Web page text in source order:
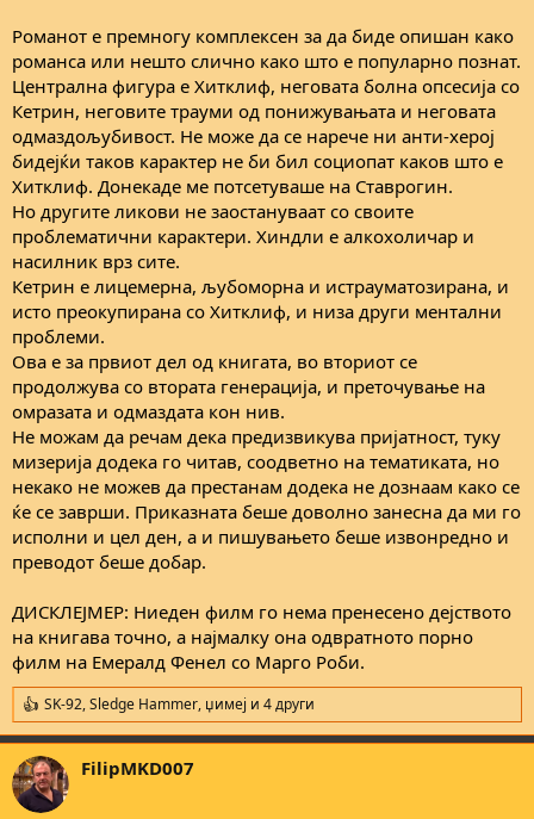
Романот е премногу комплексен за да биде опишан како
романса или нешто слично како што е популарно познат.
Централна фигура е Хитклиф, неговата болна опсесија со
Кетрин, неговите трауми од понижувањата и неговата
одмаздољубивост. Не може да се нарече ни анти-херој
бидејќи таков карактер не би бил социопат каков што е
Хитклиф. Донекаде ме потсетуваше на Ставрогин.
Но другите ликови не заостануваат со своите
проблематични карактери. Хиндли е алкохоличар и
насилник врз сите.
Кетрин е лицемерна, љубоморна и истрауматозирана, и
исто преокупирана со Хитклиф, и низа други ментални
проблеми.
Ова е за првиот дел од книгата, во вториот се
продолжува со втората генерација, и преточување на
омразата и одмаздата кон нив.
Не можам да речам дека предизвикува пријатност, туку
мизерија додека го читав, соодветно на тематиката, но
некако не можев да престанам додека не дознаам како се
ќе се заврши. Приказната беше доволно занесна да ми го
исполни и цел ден, а и пишувањето беше извонредно и
преводот беше добар.
ДИСКЛЕЈМЕР: Ниеден филм го нема пренесено дејството
на книгава точно, а најмалку она одвратното порно
филм на Емералд Фенел со Марго Роби.
R
e
a
c
t
i
SK-92,Sledge Hammer, џимеј и 4 други
FilipMKD007